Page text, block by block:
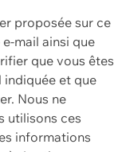
proposée sur ce
mail ainsi que
que vous êtes
indiquée et que
Nous ne
utilisons ces
informations